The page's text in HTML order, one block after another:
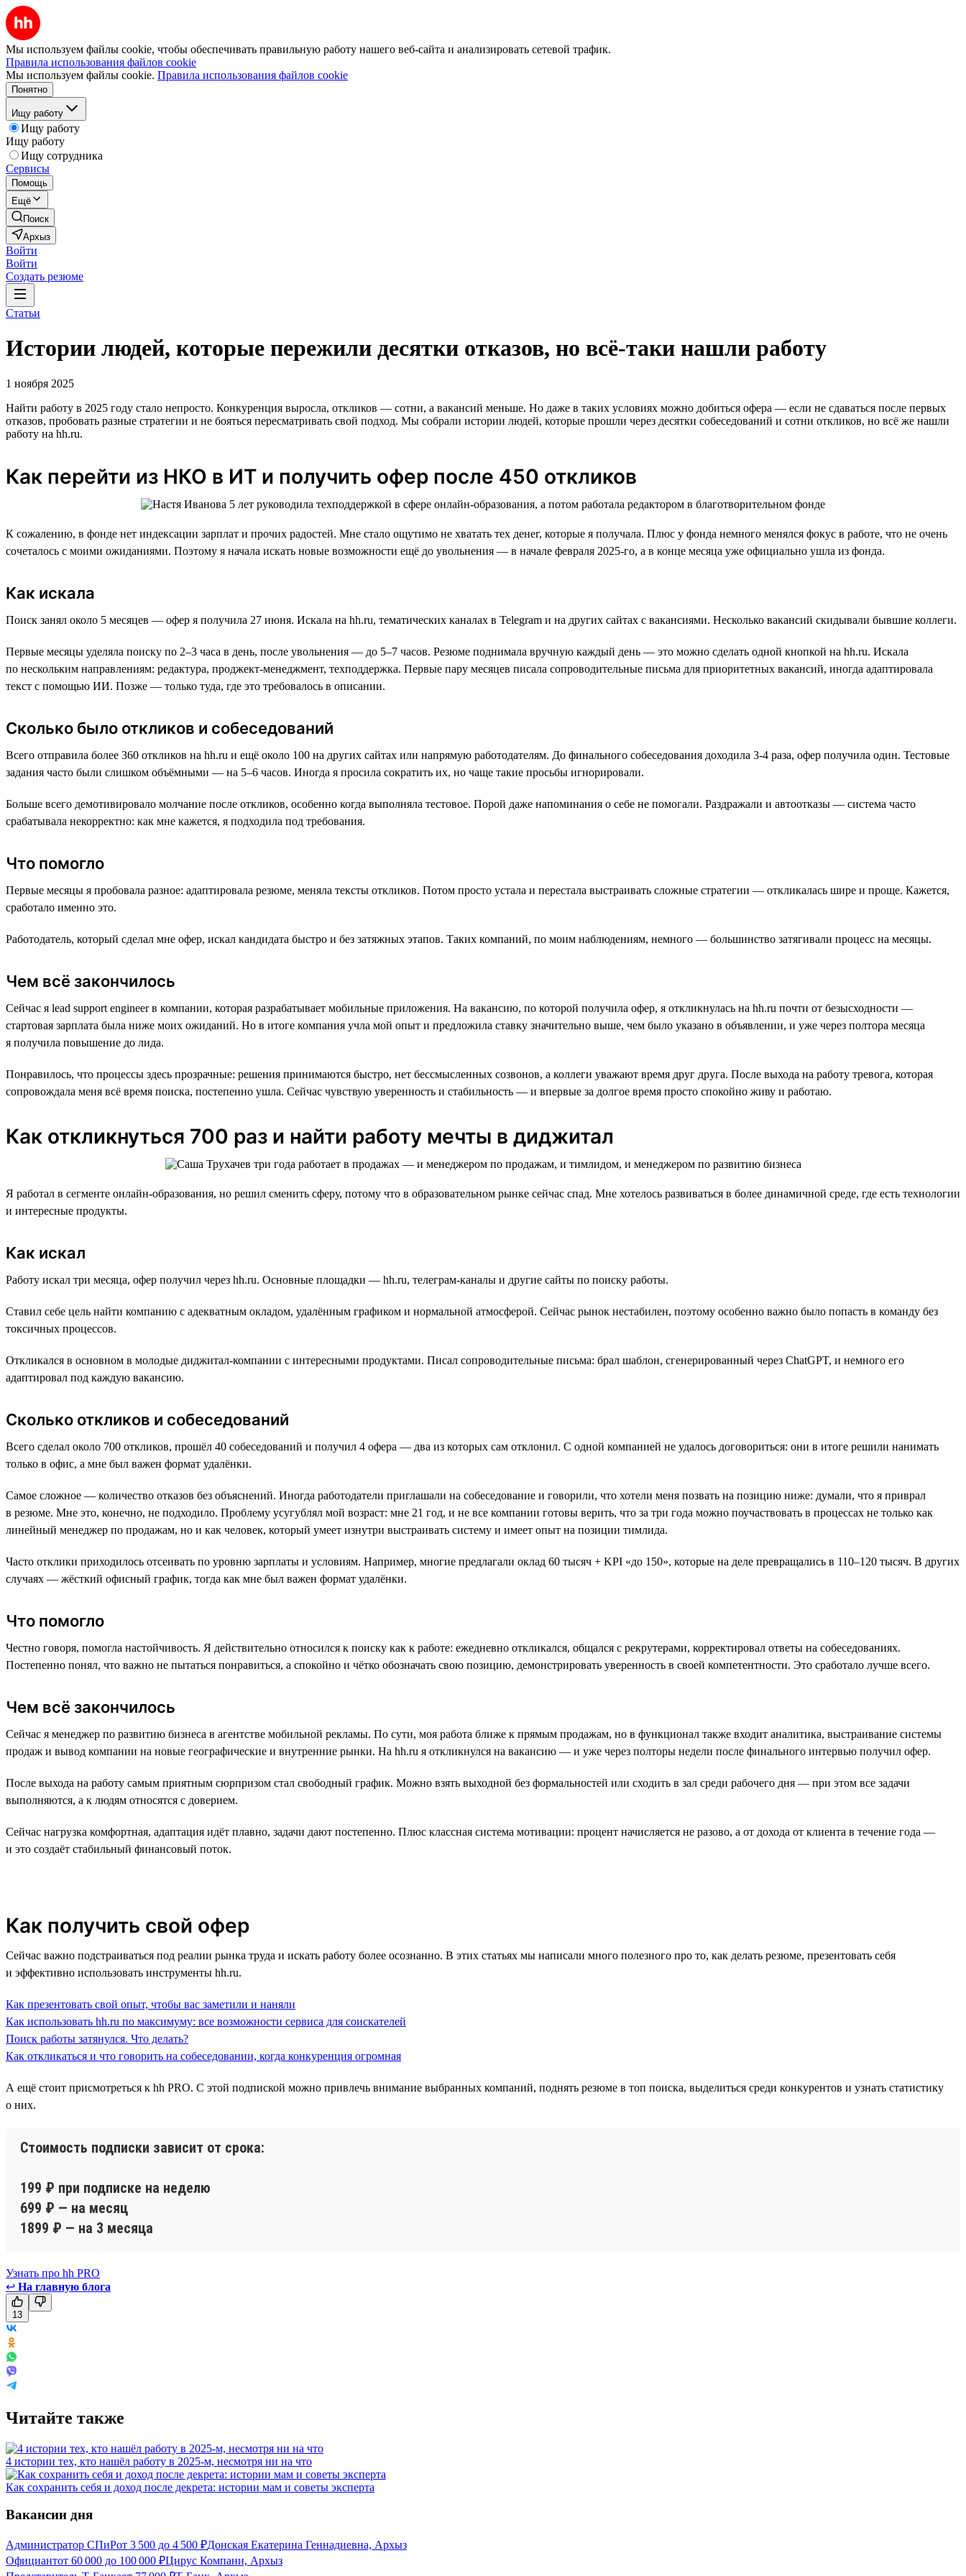
Мы используем файлы cookie, чтобы обеспечивать правильную работу нашего веб-сайта и анализировать сетевой трафик.
Правила использования файлов cookie
Мы используем файлы cookie. Правила использования файлов cookie
Понятно
Ищу работу
Ищу работу
Ищу работу
Ищу сотрудника
Сервисы
Помощь
Ещё
Поиск
Архыз
Войти
Войти
Создать резюме
Статьи
Истории людей, которые пережили десятки отказов, но всё-таки нашли работу
1 ноября 2025
Найти работу в 2025 году стало непросто. Конкуренция выросла, откликов — сотни, а вакансий меньше. Но даже в таких условиях можно добиться офера — если не сдаваться после первых
отказов, пробовать разные стратегии и не бояться пересматривать свой подход. Мы собрали истории людей, которые прошли через десятки собеседований и сотни откликов, но всё же нашли
работу на hh.ru.
Как перейти из НКО в ИТ и получить офер после 450 откликов
К сожалению, в фонде нет индексации зарплат и прочих радостей. Мне стало ощутимо не хватать тех денег, которые я получала. Плюс у фонда немного менялся фокус в работе, что не очень
сочеталось с моими ожиданиями. Поэтому я начала искать новые возможности ещё до увольнения — в начале февраля 2025-го, а в конце месяца уже официально ушла из фонда.
Как искала
Поиск занял около 5 месяцев — офер я получила 27 июня. Искала на hh.ru, тематических каналах в Telegram и на других сайтах с вакансиями. Несколько вакансий скидывали бывшие коллеги.
Первые месяцы уделяла поиску по 2–3 часа в день, после увольнения — до 5–7 часов. Резюме поднимала вручную каждый день — это можно сделать одной кнопкой на hh.ru. Искала
по нескольким направлениям: редактура, проджект-менеджмент, техподдержка. Первые пару месяцев писала сопроводительные письма для приоритетных вакансий, иногда адаптировала
текст с помощью ИИ. Позже — только туда, где это требовалось в описании.
Сколько было откликов и собеседований
Всего отправила более 360 откликов на hh.ru и ещё около 100 на других сайтах или напрямую работодателям. До финального собеседования доходила 3-4 раза, офер получила один. Тестовые
задания часто были слишком объёмными — на 5–6 часов. Иногда я просила сократить их, но чаще такие просьбы игнорировали.
Больше всего демотивировало молчание после откликов, особенно когда выполняла тестовое. Порой даже напоминания о себе не помогали. Раздражали и автоотказы — система часто
срабатывала некорректно: как мне кажется, я подходила под требования.
Что помогло
Первые месяцы я пробовала разное: адаптировала резюме, меняла тексты откликов. Потом просто устала и перестала выстраивать сложные стратегии — откликалась шире и проще. Кажется,
сработало именно это.
Работодатель, который сделал мне офер, искал кандидата быстро и без затяжных этапов. Таких компаний, по моим наблюдениям, немного — большинство затягивали процесс на месяцы.
Чем всё закончилось
Сейчас я lead support engineer в компании, которая разрабатывает мобильные приложения. На вакансию, по которой получила офер, я откликнулась на hh.ru почти от безысходности —
стартовая зарплата была ниже моих ожиданий. Но в итоге компания учла мой опыт и предложила ставку значительно выше, чем было указано в объявлении, и уже через полтора месяца
я получила повышение до лида.
Понравилось, что процессы здесь прозрачные: решения принимаются быстро, нет бессмысленных созвонов, а коллеги уважают время друг друга. После выхода на работу тревога, которая
сопровождала меня всё время поиска, постепенно ушла. Сейчас чувствую уверенность и стабильность — и впервые за долгое время просто спокойно живу и работаю.
Как откликнуться 700 раз и найти работу мечты в диджитал
Я работал в сегменте онлайн-образования, но решил сменить сферу, потому что в образовательном рынке сейчас спад. Мне хотелось развиваться в более динамичной среде, где есть технологии
и интересные продукты.
Как искал
Работу искал три месяца, офер получил через hh.ru. Основные площадки — hh.ru, телеграм-каналы и другие сайты по поиску работы.
Ставил себе цель найти компанию с адекватным окладом, удалённым графиком и нормальной атмосферой. Сейчас рынок нестабилен, поэтому особенно важно было попасть в команду без
токсичных процессов.
Откликался в основном в молодые диджитал-компании с интересными продуктами. Писал сопроводительные письма: брал шаблон, сгенерированный через ChatGPT, и немного его
адаптировал под каждую вакансию.
Сколько откликов и собеседований
Всего сделал около 700 откликов, прошёл 40 собеседований и получил 4 офера — два из которых сам отклонил. С одной компанией не удалось договориться: они в итоге решили нанимать
только в офис, а мне был важен формат удалёнки.
Самое сложное — количество отказов без объяснений. Иногда работодатели приглашали на собеседование и говорили, что хотели меня позвать на позицию ниже: думали, что я приврал
в резюме. Мне это, конечно, не подходило. Проблему усугублял мой возраст: мне 21 год, и не все компании готовы верить, что за три года можно поучаствовать в процессах не только как
линейный менеджер по продажам, но и как человек, который умеет изнутри выстраивать систему и имеет опыт на позиции тимлида.
Часто отклики приходилось отсеивать по уровню зарплаты и условиям. Например, многие предлагали оклад 60 тысяч + KPI «до 150», которые на деле превращались в 110–120 тысяч. В других
случаях — жёсткий офисный график, тогда как мне был важен формат удалёнки.
Что помогло
Честно говоря, помогла настойчивость. Я действительно относился к поиску как к работе: ежедневно откликался, общался с рекрутерами, корректировал ответы на собеседованиях.
Постепенно понял, что важно не пытаться понравиться, а спокойно и чётко обозначать свою позицию, демонстрировать уверенность в своей компетентности. Это сработало лучше всего.
Чем всё закончилось
Сейчас я менеджер по развитию бизнеса в агентстве мобильной рекламы. По сути, моя работа ближе к прямым продажам, но в функционал также входит аналитика, выстраивание системы
продаж и вывод компании на новые географические и внутренние рынки. На hh.ru я откликнулся на вакансию — и уже через полторы недели после финального интервью получил офер.
После выхода на работу самым приятным сюрпризом стал свободный график. Можно взять выходной без формальностей или сходить в зал среди рабочего дня — при этом все задачи
выполняются, а к людям относятся с доверием.
Сейчас нагрузка комфортная, адаптация идёт плавно, задачи дают постепенно. Плюс классная система мотивации: процент начисляется не разово, а от дохода от клиента в течение года —
и это создаёт стабильный финансовый поток.
Как получить свой офер
Сейчас важно подстраиваться под реалии рынка труда и искать работу более осознанно. В этих статьях мы написали много полезного про то, как делать резюме, презентовать себя
и эффективно использовать инструменты hh.ru.
Как презентовать свой опыт, чтобы вас заметили и наняли
Как использовать hh.ru по максимуму: все возможности сервиса для соискателей
Поиск работы затянулся. Что делать?
Как откликаться и что говорить на собеседовании, когда конкуренция огромная
А ещё стоит присмотреться к hh PRO. С этой подпиской можно привлечь внимание выбранных компаний, поднять резюме в топ поиска, выделиться среди конкурентов и узнать статистику
о них.
Стоимость подписки зависит от срока:
199 ₽ при подписке на неделю
699 ₽ — на месяц
1899 ₽ — на 3 месяца
Узнать про hh PRO
↩ На главную блога
13
Читайте также
4 истории тех, кто нашёл работу в 2025-м, несмотря ни на что
Как сохранить себя и доход после декрета: истории мам и советы эксперта
Вакансии дня
Администратор СПиРот 3 500 до 4 500 ₽Донская Екатерина Геннадиевна, Архыз
Официантот 60 000 до 100 000 ₽Цирус Компани, Архыз